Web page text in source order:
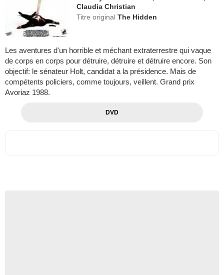
Claudia Christian
Titre originalThe Hidden
Les aventures d'un horrible et méchant extraterrestre qui vaque
de corps en corps pour détruire, détruire et détruire encore. Son
objectif: le sénateur Holt, candidat a la présidence. Mais de
compétents policiers, comme toujours, veillent. Grand prix
Avoriaz 1988.
DVD